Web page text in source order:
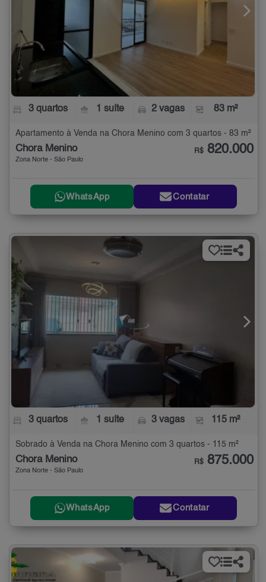
3 quartos 1 suíte 2 vagas 83 m²
Apartamento à Venda na Chora Menino com 3 quartos - 83 m²
Chora Menino
Zona Norte - São Paulo
R$ 820.000
WhatsApp Contatar
3 quartos 1 suíte 3 vagas 115 m²
Sobrado à Venda na Chora Menino com 3 quartos - 115 m²
Chora Menino
Zona Norte - São Paulo
R$ 875.000
WhatsApp Contatar